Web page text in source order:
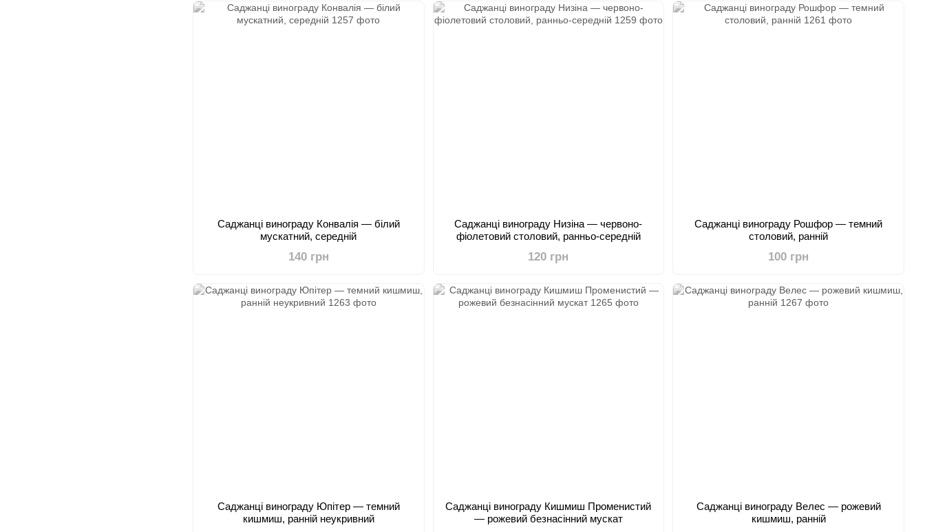
Саджанці винограду Конвалія — білий
мускатний, середній
140 грн
Саджанці винограду Низіна — червоно-
фіолетовий столовий, ранньо-середній
120 грн
Саджанці винограду Рошфор — темний
столовий, ранній
100 грн
Саджанці винограду Юпітер — темний
кишмиш, ранній неукривний
Саджанці винограду Кишмиш Променистий
— рожевий безнасінний мускат
Саджанці винограду Велес — рожевий
кишмиш, ранній